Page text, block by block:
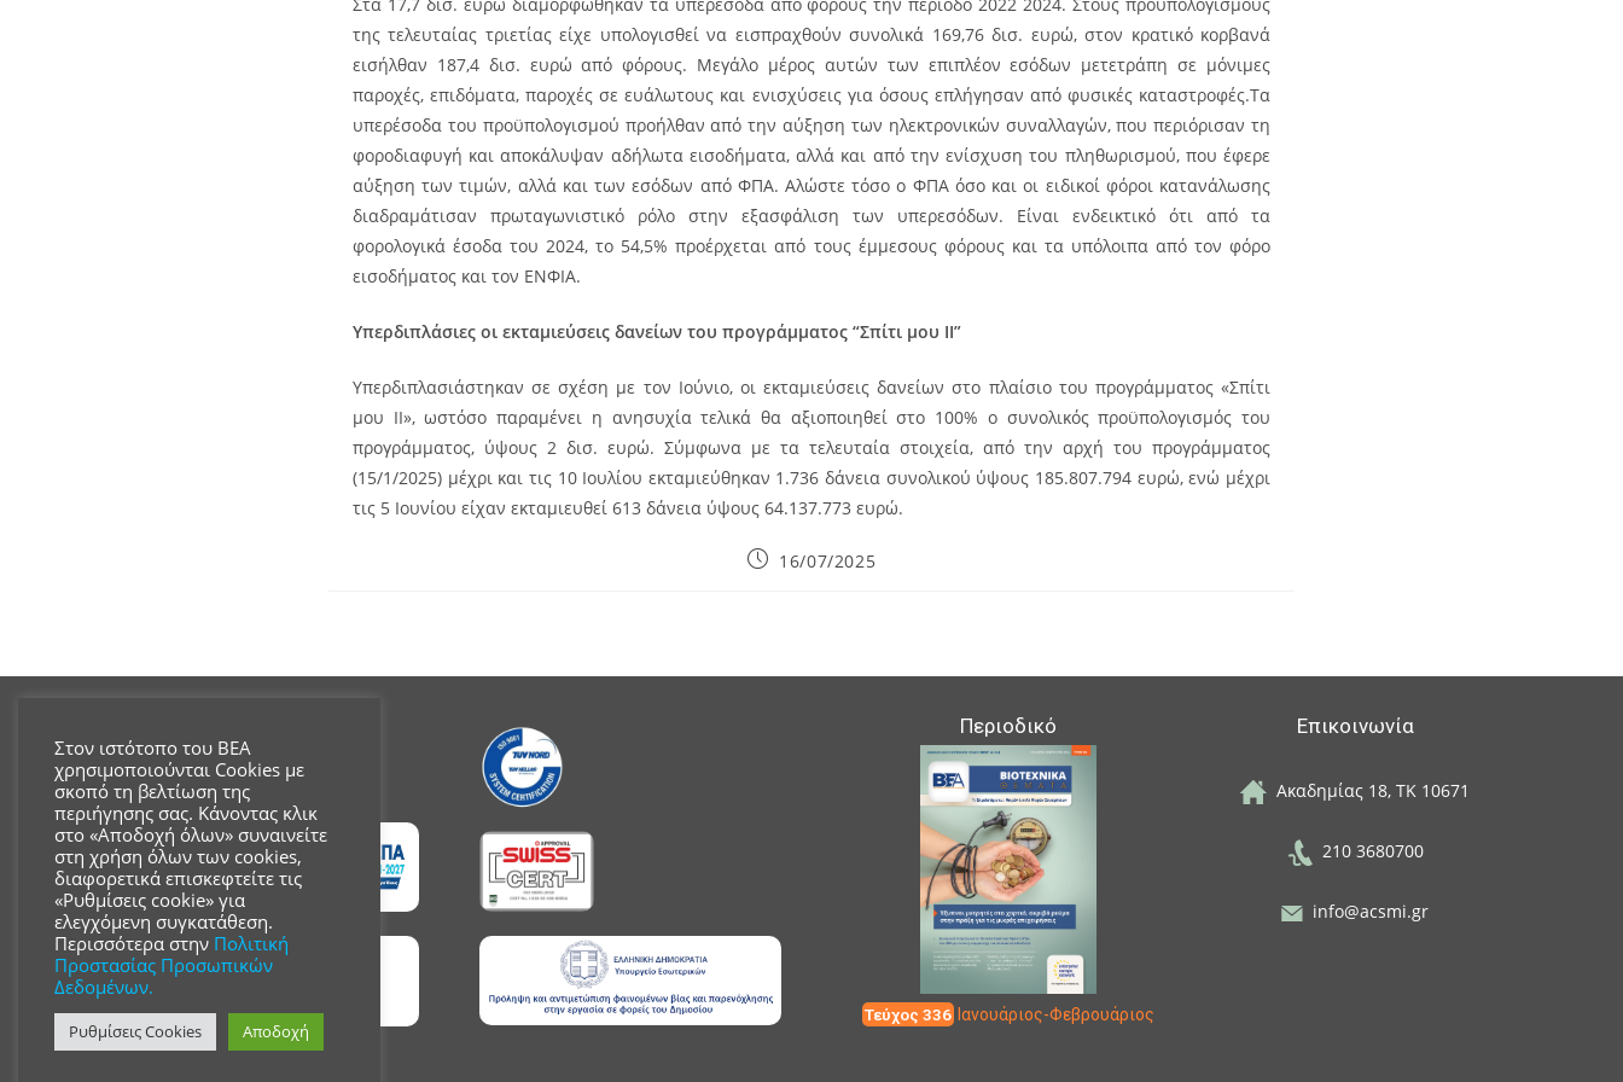
της τελευταίας τριετίας είχε υπολογισθεί να εισπραχθούν συνολικά 169,76 δισ. ευρώ, στον κρατικό κορβανά
εισήλθαν 187,4 δισ. ευρώ από φόρους. Μεγάλο μέρος αυτών των επιπλέον εσόδων μετετράπη σε μόνιμες
παροχές, επιδόματα, παροχές σε ευάλωτους και ενισχύσεις για όσους επλήγησαν από φυσικές καταστροφές.Τα
υπερέσοδα του προϋπολογισμού προήλθαν από την αύξηση των ηλεκτρονικών συναλλαγών, που περιόρισαν τη
φοροδιαφυγή και αποκάλυψαν αδήλωτα εισοδήματα, αλλά και από την ενίσχυση του πληθωρισμού, που έφερε
αύξηση των τιμών, αλλά και των εσόδων από ΦΠΑ. Αλώστε τόσο ο ΦΠΑ όσο και οι ειδικοί φόροι κατανάλωσης
διαδραμάτισαν πρωταγωνιστικό ρόλο στην εξασφάλιση των υπερεσόδων. Είναι ενδεικτικό ότι από τα
φορολογικά έσοδα του 2024, το 54,5% προέρχεται από τους έμμεσους φόρους και τα υπόλοιπα από τον φόρο
εισοδήματος και τον ΕΝΦΙΑ.
Υπερδιπλάσιες οι εκταμιεύσεις δανείων του προγράμματος “Σπίτι μου ΙΙ”
Υπερδιπλασιάστηκαν σε σχέση με τον Ιούνιο, οι εκταμιεύσεις δανείων στο πλαίσιο του προγράμματος «Σπίτι
μου ΙΙ», ωστόσο παραμένει η ανησυχία τελικά θα αξιοποιηθεί στο 100% ο συνολικός προϋπολογισμός του
προγράμματος, ύψους 2 δισ. ευρώ. Σύμφωνα με τα τελευταία στοιχεία, από την αρχή του προγράμματος
(15/1/2025) μέχρι και τις 10 Ιουλίου εκταμιεύθηκαν 1.736 δάνεια συνολικού ύψους 185.807.794 ευρώ, ενώ μέχρι
τις 5 Ιουνίου είχαν εκταμιευθεί 613 δάνεια ύψους 64.137.773 ευρώ.
Post16/07/2025
Περιοδικό
Τεύχος 336 Ιανουάριος-Φεβρουάριος
Επικοινωνία
Ακαδημίας 18, ΤΚ 10671
210 3680700
info@acsmi.gr
Στον ιστότοπο του ΒΕΑ
χρησιμοποιούνται Cookies με
σκοπό τη βελτίωση της
περιήγησης σας. Κάνοντας κλικ
στο «Αποδοχή όλων» συναινείτε
στη χρήση όλων των cookies,
διαφορετικά επισκεφτείτε τις
«Ρυθμίσεις cookie» για
ελεγχόμενη συγκατάθεση.
Περισσότερα στην Πολιτική
Προστασίας Προσωπικών
Δεδομένων.
Ρυθμίσεις Cookies Αποδοχή